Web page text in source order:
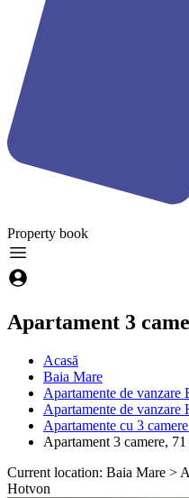
Property book
Apartament 3
Acasă
Baia Mare
Apartamente de vanzare
Apartamente de
Apartamente cu 3
Apartament 3 camere,
Current location: Baia Mare >
Hotvon